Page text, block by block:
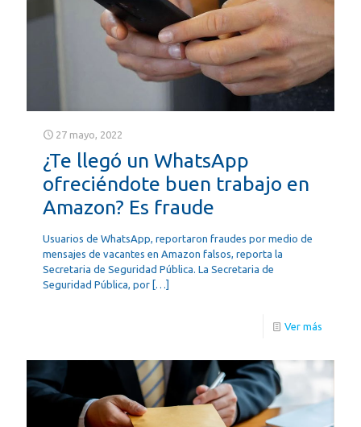
27 mayo, 2022
¿Te llegó un WhatsApp
ofreciéndote buen trabajo en
Amazon? Es fraude
Usuarios de WhatsApp, reportaron fraudes por medio de
mensajes de vacantes en Amazon falsos, reporta la
Secretaria de Seguridad Pública. La Secretaria de
Seguridad Pública, por […]
Ver más